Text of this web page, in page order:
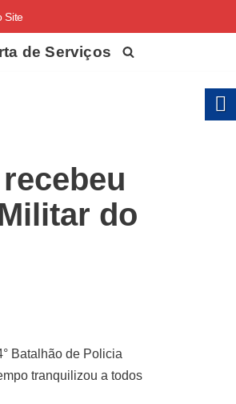
Site
de Serviços
do
Batalhão de Policia
tranquilizou a todos